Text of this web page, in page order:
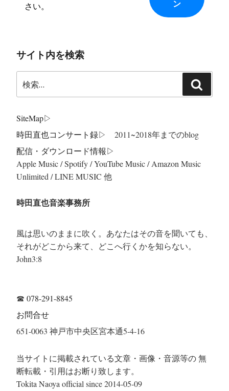
さい。
サイト内を検索
索:
索
SiteMap▷
時田直也コンサート録▷ 2011~2018年までのblog
配信・ダウンロード情報▷
Apple Music / Spotify / YouTube Music / Amazon Music
Unlimited / LINE MUSIC 他
時田直也音楽事務所
風は思いのままに吹く。あなたはその音を聞いても、
それがどこから来て、どこへ行くかを知らない。
John3:8
☎ 078-291-8845
お問合せ
651-0063 神戸市中央区宮本通5-4-16
当サイトに掲載されている文章・画像・音源等の 無
断転載・引用はお断り致します。
Tokita Naoya official since 2014-05-09